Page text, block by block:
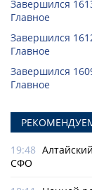
Завершился
Главное
Завершился
Главное
Завершился
Главное
19:48
СФО